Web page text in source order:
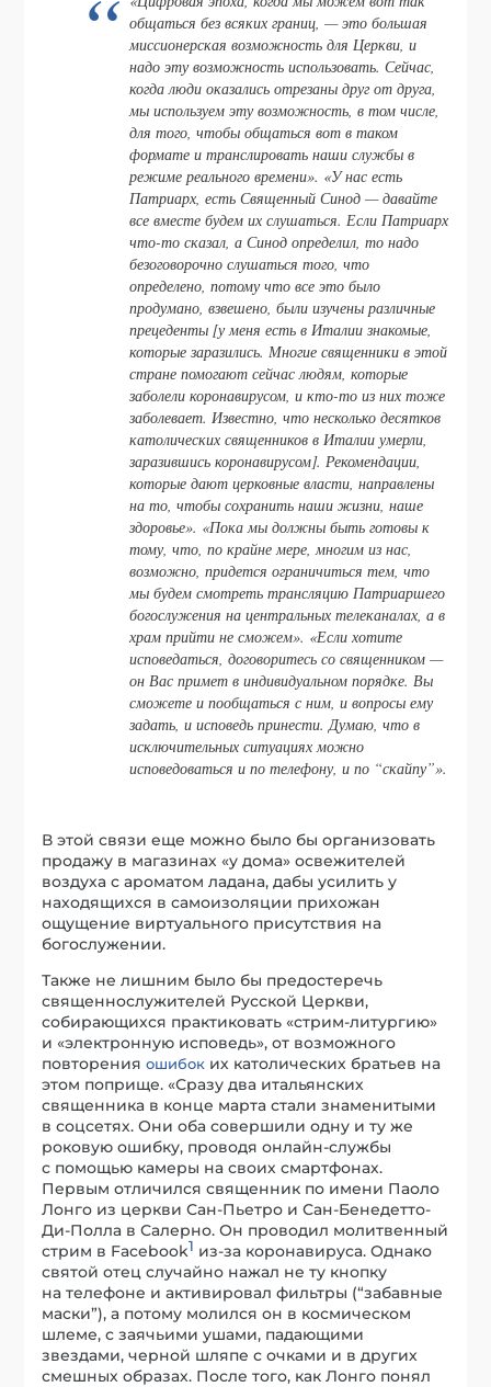
общаться без всяких границ, — это большая
миссионерская возможность для Церкви, и
надо эту возможность использовать. Сейчас,
когда люди оказались отрезаны друг от друга,
мы используем эту возможность, в том числе,
для того, чтобы общаться вот в таком
формате и транслировать наши службы в
режиме реального времени». «У нас есть
Патриарх, есть Священный Синод — давайте
все вместе будем их слушаться. Если Патриарх
что-то сказал, а Синод определил, то надо
безоговорочно слушаться того, что
определено, потому что все это было
продумано, взвешено, были изучены различные
прецеденты [у меня есть в Италии знакомые,
которые заразились. Многие священники в этой
стране помогают сейчас людям, которые
заболели коронавирусом, и кто-то из них тоже
заболевает. Известно, что несколько десятков
католических священников в Италии умерли,
заразившись коронавирусом]. Рекомендации,
которые дают церковные власти, направлены
на то, чтобы сохранить наши жизни, наше
здоровье». «Пока мы должны быть готовы к
тому, что, по крайне мере, многим из нас,
возможно, придется ограничиться тем, что
мы будем смотреть трансляцию Патриаршего
богослужения на центральных телеканалах, а в
храм прийти не сможем». «Если хотите
исповедаться, договоритесь со священником —
он Вас примет в индивидуальном порядке. Вы
сможете и пообщаться с ним, и вопросы ему
задать, и исповедь принести. Думаю, что в
исключительных ситуациях можно
исповедоваться и по телефону, и по “скайпу”».
В этой связи еще можно было бы организовать
продажу в магазинах «у дома» освежителей
воздуха с ароматом ладана, дабы усилить у
находящихся в самоизоляции прихожан
ощущение виртуального присутствия на
богослужении.
Также не лишним было бы предостеречь
священнослужителей Русской Церкви,
собирающихся практиковать «стрим-литургию»
и «электронную исповедь», от возможного
повторенияошибок их католических братьев на
этом поприще. «Сразу два итальянских
священника в конце марта стали знаменитыми
в соцсетях. Они оба совершили одну и ту же
роковую ошибку, проводя онлайн-службы
с помощью камеры на своих смартфонах.
Первым отличился священник по имени Паоло
Лонго из церкви Сан-Пьетро и Сан-Бенедетто-
Ди-Полла в Салерно. Он проводил молитвенный
стрим в Facebook1 из-за коронавируса. Однако
святой отец случайно нажал не ту кнопку
на телефоне и активировал фильтры (“забавные
маски”), а потому молился он в космическом
шлеме, с заячьими ушами, падающими
звездами, черной шляпе с очками и в других
смешных образах. После того, как Лонго понял